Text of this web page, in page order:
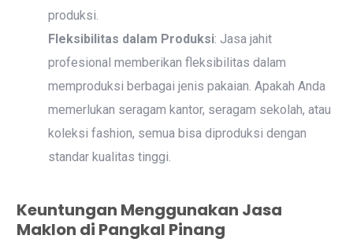
produksi.
Fleksibilitas dalam Produksi: Jasa jahit
profesional memberikan fleksibilitas dalam
memproduksi berbagai jenis pakaian. Apakah Anda
memerlukan seragam kantor, seragam sekolah, atau
koleksi fashion, semua bisa diproduksi dengan
standar kualitas tinggi.
Keuntungan Menggunakan Jasa
Maklon di Pangkal Pinang